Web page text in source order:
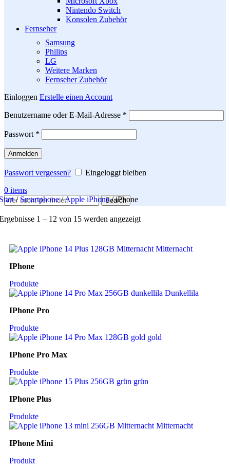
Nintendo Switch
Konsolen Zubehör
Fernseher
Samsung
Philips
LG
Weitere Marken
Fernseher Zubehör
Einloggen Erstelle einen Account
Benutzername oder E-Mail-Adresse *
Passwort *
Anmelden
Passwort vergessen?
Eingeloggt bleiben
0 items
Search
/ Smartphone/Apple iPhone/ iPhone
1 – 12 von 15 werden angezeigt
IPhone
Produkte
IPhone Pro
Produkte
IPhone Pro Max
Produkte
IPhone Plus
Produkte
IPhone Mini
Produkt